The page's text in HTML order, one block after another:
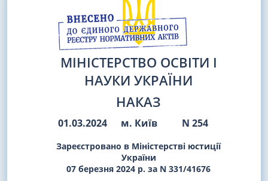
МІНІСТЕРСТВО ОСВІТИ І
НАУКИ УКРАЇНИ
НАКАЗ
01.03.2024 м. Київ N 254
Зареєстровано в Міністерстві юстиції
України
07 березня 2024 р. за N 331/41676